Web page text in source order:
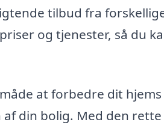
tilbud fra
og tjenester, så du
at forbedre dit hjems
din bolig. Med den rette